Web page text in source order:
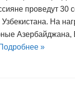
проведут 30
На
Азербайджана,
»